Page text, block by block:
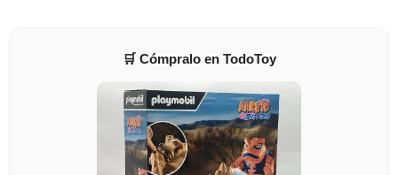
🛒 Cómpralo en TodoToy